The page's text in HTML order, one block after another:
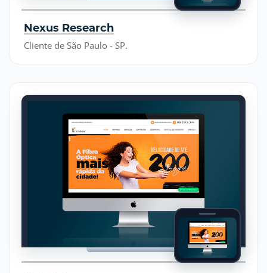
Nexus Research
Cliente de São Paulo - SP.